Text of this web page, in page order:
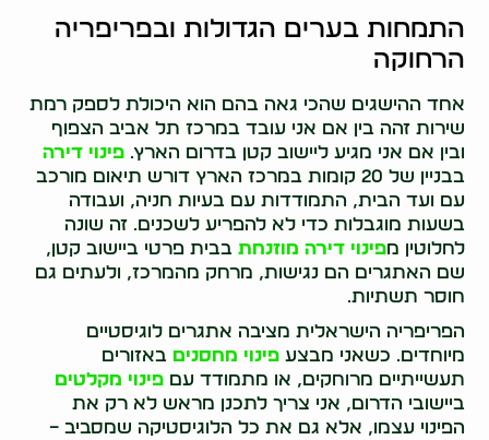
התמחות בערים הגדולות ובפריפריה
הרחוקה
אחד ההישגים שהכי גאה בהם הוא היכולת לספק רמת
שירות זהה בין אם אני עובד במרכז תל אביב הצפוף
ובין אם אני מגיע ליישוב קטן בדרום הארץ.פינוי דירה
בבניין של 20 קומות במרכז הארץ דורש תיאום מורכב
עם ועד הבית, התמודדות עם בעיות חניה, ועבודה
בשעות מוגבלות כדי לא להפריע לשכנים. זה שונה
לחלוטין מפינוי דירה מוזנחת בבית פרטי ביישוב קטן,
שם האתגרים הם נגישות, מרחק מהמרכז, ולעתים גם
חוסר תשתיות.
הפריפריה הישראלית מציבה אתגרים לוגיסטיים
מיוחדים. כשאני מבצעפינוי מחסנים באזורים
תעשייתיים מרוחקים, או מתמודד עםפינוי מקלטים
ביישובי הדרום, אני צריך לתכנן מראש לא רק את
הפינוי עצמו, אלא גם את כל הלוגיסטיקה שמסביב –